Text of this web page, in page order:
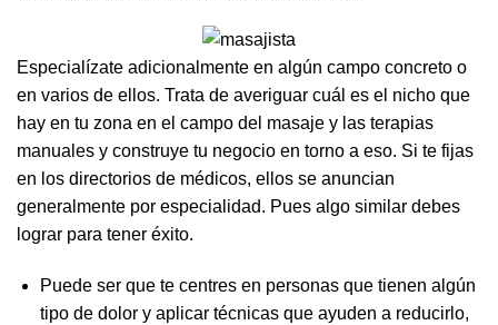
Especialízate adicionalmente en algún campo concreto o
en varios de ellos. Trata de averiguar cuál es el nicho que
hay en tu zona en el campo del masaje y las terapias
manuales y construye tu negocio en torno a eso. Si te fijas
en los directorios de médicos, ellos se anuncian
generalmente por especialidad. Pues algo similar debes
lograr para tener éxito.
Puede ser que te centres en personas que tienen algún
tipo de dolor y aplicar técnicas que ayuden a reducirlo,